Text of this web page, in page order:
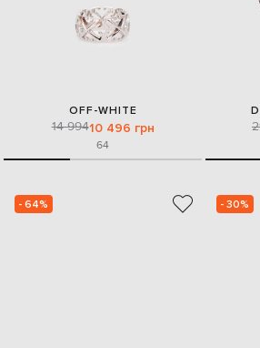
OFF-WHITE
14 99410 496 грн
64
- 64% - 30%